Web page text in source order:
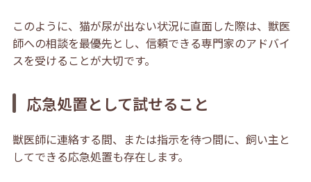
このように、猫が尿が出ない状況に直面した際は、獣医
師への相談を最優先とし、信頼できる専門家のアドバイ
スを受けることが大切です。
応急処置として試せること
獣医師に連絡する間、または指示を待つ間に、飼い主と
してできる応急処置も存在します。